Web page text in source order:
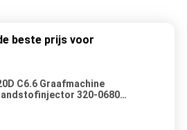
beste prijs voor
C6.6 Graafmachine
320-0680